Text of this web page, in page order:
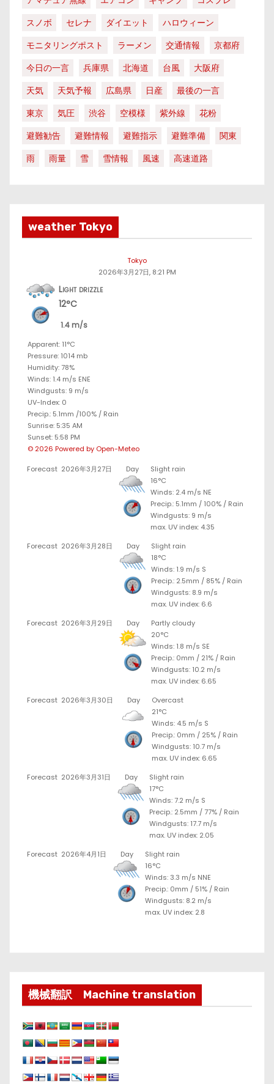
スノボ
セレナ ダイエット
ハロウィーン
モニタリングポスト
ラーメン 交通情報
京都府
今日の一言
兵庫県 北海道 台風
大阪府
天気
天気予報 広島県 日産
最後の一言
東京
気圧 渋谷 空模様 紫外線
花粉
避難勧告
避難情報 避難指示 避難準備
関東
雨
雨量 雪 雪情報 風速 高速道路
weather Tokyo
Tokyo
2026年3月27日, 8:21 PM
Light drizzle
12°C
1.4 m/s
Apparent: 11°C
Pressure: 1014 mb
Humidity: 78%
Winds: 1.4 m/s ENE
Windgusts: 9 m/s
UV-Index: 0
Precip.: 5.1mm /100% / Rain
Sunrise: 5:35 AM
Sunset: 5:58 PM
© 2026 Powered by Open-Meteo
Forecast 2026年3月27日 Day
Slight rain
16°C
Winds: 2.4 m/s NE
Precip.: 5.1mm / 100% / Rain
Windgusts: 9 m/s
max. UV index: 4.35
Forecast 2026年3月28日 Day
Slight rain
18°C
Winds: 1.9 m/s S
Precip.: 2.5mm / 85% / Rain
Windgusts: 8.9 m/s
max. UV index: 6.6
Forecast 2026年3月29日 Day
Partly cloudy
20°C
Winds: 1.8 m/s SE
Precip.: 0mm / 21% / Rain
Windgusts: 10.2 m/s
max. UV index: 6.65
Forecast 2026年3月30日 Day
Overcast
21°C
Winds: 4.5 m/s S
Precip.: 0mm / 25% / Rain
Windgusts: 10.7 m/s
max. UV index: 6.65
Forecast 2026年3月31日 Day
Slight rain
17°C
Winds: 7.2 m/s S
Precip.: 2.5mm /77% / Rain
Windgusts: 17.7 m/s
max. UV index: 2.05
Forecast 2026年4月1日 Day
Slight rain
16°C
Winds: 3.3 m/s NNE
Precip.: 0mm / 51% / Rain
Windgusts: 8.2 m/s
max. UV index: 2.8
機械翻訳 Machine translation